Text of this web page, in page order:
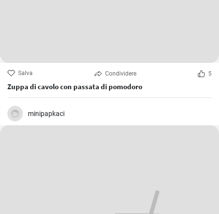
Salva Condividere 5
Zuppa di cavolo con passata di pomodoro
minipapkaci